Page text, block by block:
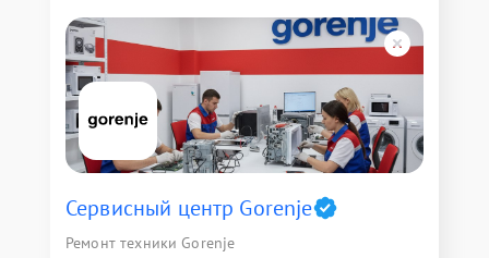
Сервисный центр Gorenje
Ремонт техники Gorenje